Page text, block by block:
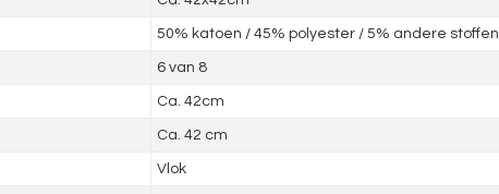
50% katoen / 45% polyester / 5% andere stoffen
6 van 8
Ca. 42cm
Ca. 42 cm
Vlok